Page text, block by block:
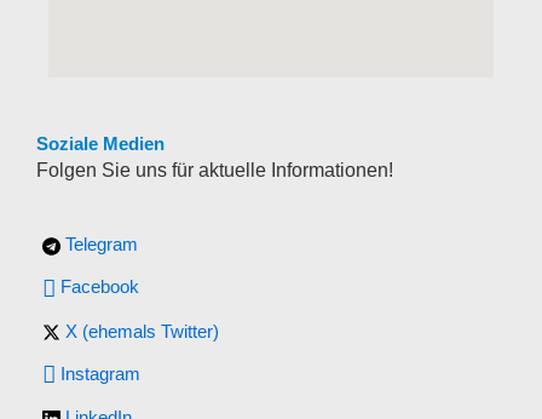
Soziale Medien
Folgen Sie uns für aktuelle Informationen!
Telegram
Facebook
X (ehemals Twitter)
Instagram